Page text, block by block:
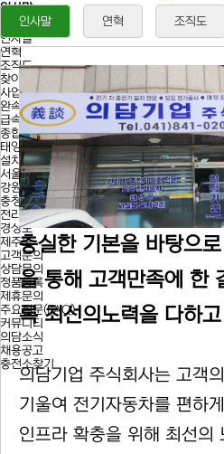
회사소개
인사말
연혁
조직도
찾아오시는길
사업/제품소개
완속충전기
급속충전기
종합충전기
태양열충전기
설치사례
서울,경기,인천
강원도
충청도
전라도
경상도
제주도
고객문의
상담문의
정품등록
제휴문의
주요질문(FAQ)
커뮤니티
의담소식
채용공고
충전소찾기
인사말
인사말
연혁 조직도
충실한 기본을 바탕으
을 통해 고객만족에 한
록 최선의노력을 다하
의담기업 주식회사는 고객
기울여 전기자동차를 편하
인프라 확충을 위해 최선의